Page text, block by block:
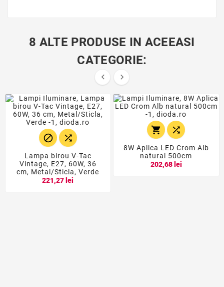
8 ALTE PRODUSE IN ACEEASI
CATEGORIE:
 
 
Lampa birou V-Tac
Vintage, E27, 60W, 36
cm, Metal/Sticla, Verde
221,27 lei
 
8W Aplica LED Crom Alb
natural 500cm
202,68 lei